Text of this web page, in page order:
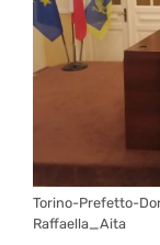
Torino-Prefetto-
Raffaella_Aita